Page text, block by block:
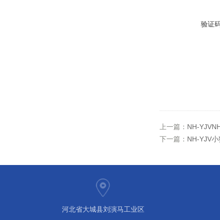
验证
上一篇： NH-
下一篇： NH-YJV
河北省大城县刘演马工业区